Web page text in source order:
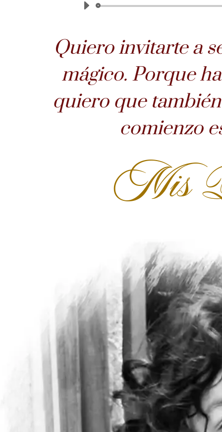
Quiero invitarte a
mágico. Porque
quiero que
comienzo
Mis